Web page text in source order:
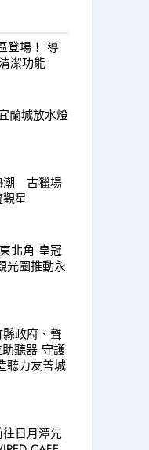
登場！ 導
潔功能
蘭城放水燈
潮 古獵場
星
北角 皇冠
光圈推動永
政府、聲
聽器 守護
聽力友善城
日月潭先